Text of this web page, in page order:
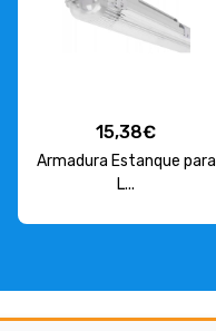
15,38€
Armadura Estanque para
L...